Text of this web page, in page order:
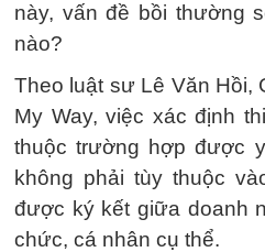
này, vấn đề bồi thường
nào?
Theo luật sư Lê Văn Hồi,
My Way, việc xác định
thuộc trường hợp được
không phải tùy thuộc
được ký kết giữa doanh
chức, cá nhân cụ thể.